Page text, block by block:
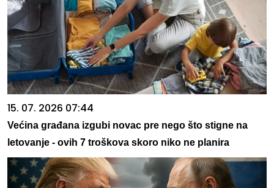
15. 07. 2026 07:44
Većina građana izgubi novac pre nego što stigne na
letovanje - ovih 7 troškova skoro niko ne planira